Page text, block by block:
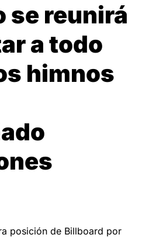
se reunirá
a todo
himnos
posición de Billboard por